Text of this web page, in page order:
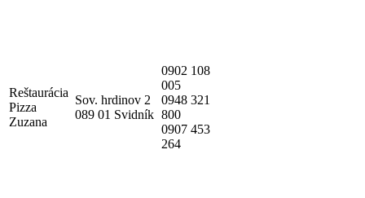
Reštaurácia
Pizza
Zuzana
Sov. hrdinov 2
089 01 Svidník
0902 108
005
0948 321
800
0907 453
264